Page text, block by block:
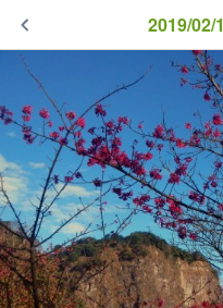
2019/02/